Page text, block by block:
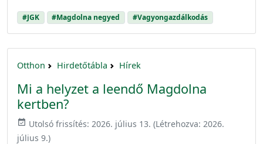
#JGK #Magdolna negyed #Vagyongazdálkodás
Otthon Hirdetőtábla Hírek
Mi a helyzet a leendő Magdolna
kertben?
event_available Utolsó frissítés: 2026. július 13. (Létrehozva: 2026.
július 9.)